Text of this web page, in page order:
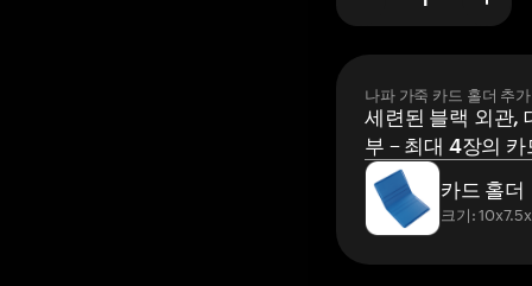
나파 가죽 카드 홀더 추가
세련된 블랙 외관,
부 – 최대 4장의
카드 홀더
크기: